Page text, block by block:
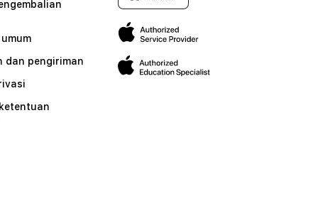
dan pengiriman